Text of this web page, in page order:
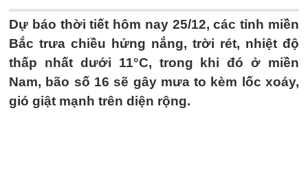
Dự báo thời tiết hôm nay 25/12, các tỉnh miền
Bắc trưa chiều hửng nắng, trời rét, nhiệt độ
thấp nhất dưới 11°C, trong khi đó ở miền
Nam, bão số 16 sẽ gây mưa to kèm lốc xoáy,
gió giật mạnh trên diện rộng.